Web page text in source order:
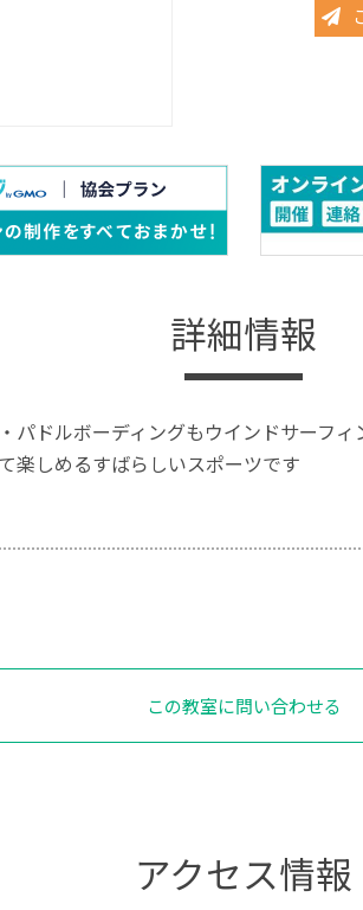
詳細情報
パドルボーディングもウインドサーフ
楽しめるすばらしいスポーツです
この教室に問い合わせる
アクセス情報